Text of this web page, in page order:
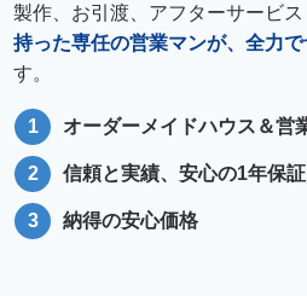
製作、お引渡、アフターサービ
持った専任の営業マンが、全力で
す。
オーダーメイドハウス＆営
信頼と実績、安心の1年保証
納得の安心価格